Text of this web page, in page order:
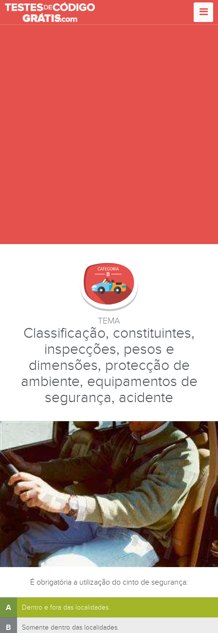
TEMA
Classificação, constituintes,
inspecções, pesos e
dimensões, protecção de
ambiente, equipamentos de
segurança, acidente
É obrigatória a utilização do cinto de segurança:
A Dentro e fora das localidades.
B Somente dentro das localidades.